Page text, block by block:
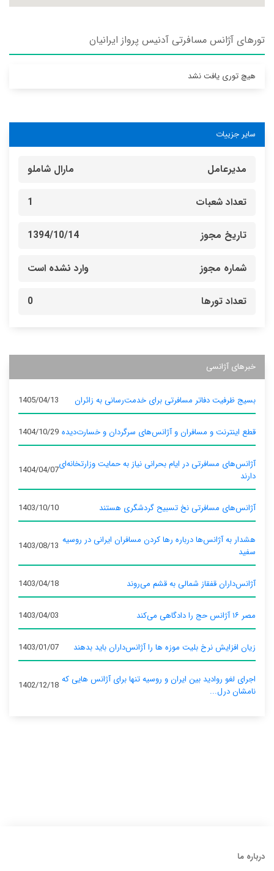
تورهای آژانس مسافرتی آدنيس پرواز ايرانيان
هیچ توری یافت نشد
سایر جزییات
مدیرعامل مارال شاملو
تعداد شعبات 1
تاریخ مجوز 1394/10/14
شماره مجوز وارد نشده است
تعداد تورها 0
خبرهای آژانسی
بسیج ظرفیت دفاتر مسافرتی برای خدمت‌رسانی به زائران 1405/04/13
قطع اینترنت و مسافران و آژانس‌های سرگردان و خسارت‌دیده 1404/10/29
آژانس‌های مسافرتی در ایام بحرانی نیاز به حمایت وزارتخانه‌ای
دارند
1404/04/07
آژانس‌های مسافرتی نخ تسبیح گردشگری هستند 1403/10/10
هشدار به آژانس‌ها درباره رها کردن مسافران ایرانی در روسیه
سفید
1403/08/13
آژانس‌داران قفقاز شمالی به قشم می‌روند 1403/04/18
مصر ۱۶ آژانس حج را دادگاهی می‌کند 1403/04/03
زیان افزایش نرخ بلیت موزه ها را آژانس‌داران باید بدهند 1403/01/07
اجرای لغو روادید بین ایران و روسیه تنها برای آژانس‌ هایی که
نامشان درل...
1402/12/18
درباره ما